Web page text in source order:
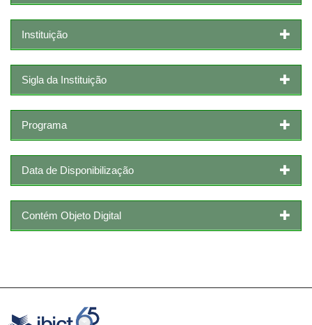
Instituição
Sigla da Instituição
Programa
Data de Disponibilização
Contém Objeto Digital